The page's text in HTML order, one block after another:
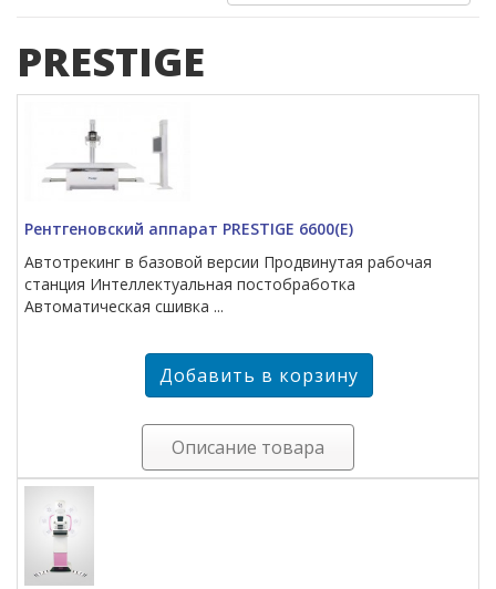
PRESTIGE
Рентгеновский аппарат PRESTIGE 6600(E)
Автотрекинг в базовой версии Продвинутая рабочая
станция Интеллектуальная постобработка
Автоматическая сшивка ...
Описание товара